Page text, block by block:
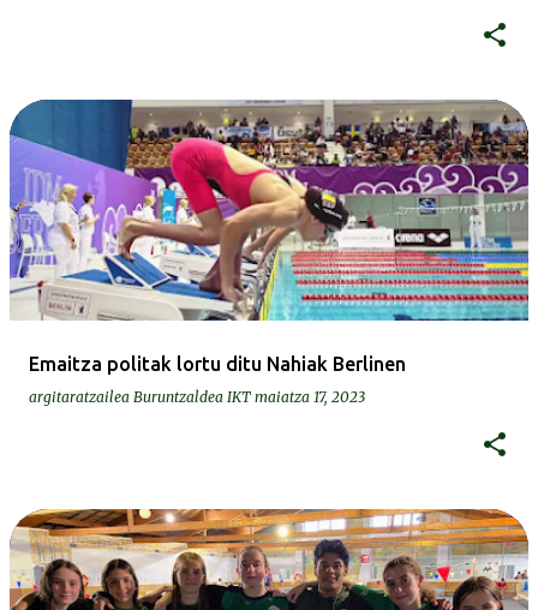
Emaitza politak lortu ditu Nahiak Berlinen
argitaratzailea Buruntzaldea IKT maiatza 17, 2023